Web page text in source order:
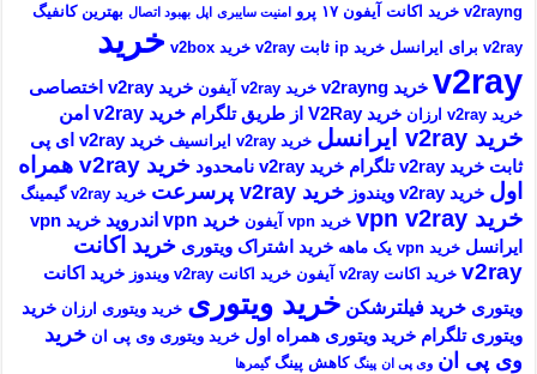
v2rayng خرید اکانت آیفون ۱۷ پرو امنیت سایبری اپل بهبود اتصال بهترین کانفیگ
v2ray برای ایرانسل
خرید ip ثابت v2ray خرید v2box
خرید
v2ray خرید v2rayng خرید v2ray آیفون خرید v2ray اختصاصی
خرید v2ray ارزان خرید V2Ray از طریق تلگرام خرید v2ray امن
خرید v2ray ایرانسل خرید v2ray ایرانسیف
خرید v2ray ای پی
ثابت خرید v2ray تلگرام خرید v2ray نامحدود
خرید v2ray همراه
اول خرید v2ray ویندوز خرید v2ray پرسرعت خرید v2ray گیمینگ
خرید vpn v2ray خرید vpn آیفون خرید vpn اندروید
خرید vpn
ایرانسل خرید vpn یک ماهه خرید اشتراک ویتوری خرید اکانت
v2ray خرید اکانت v2ray آیفون خرید اکانت v2ray ویندوز
خرید اکانت
ویتوری خرید فیلترشکن خرید ویتوری خرید ویتوری ارزان خرید
ویتوری تلگرام خرید ویتوری همراه اول خرید ویتوری وی پی ان خرید
وی پی ان وی پی ان پینگ کاهش پینگ گیمرها